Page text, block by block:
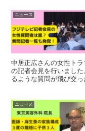
ニュース
中居正広さんの女性ト
の記者会見を行いまし
るような質問が飛び交
ニュース